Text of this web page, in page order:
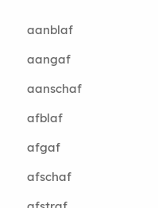
aanblaf
aangaf
aanschaf
afblaf
afgaf
afschaf